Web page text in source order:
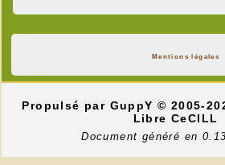
Mentions légales
Propulsé par GuppY© 2005-
Libre CeCILL
Document généré en